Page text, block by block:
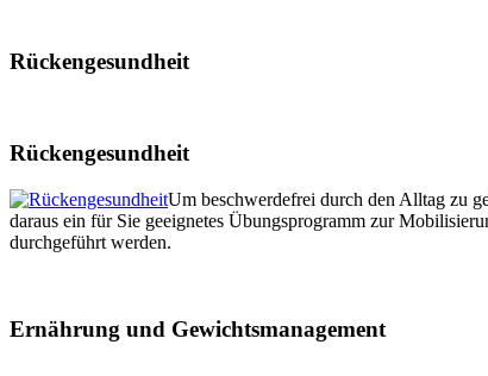
Rückengesundheit
Rückengesundheit
Um beschwerdefrei durch den Alltag zu
daraus ein für Sie geeignetes Übungsprogramm zur
durchgeführt werden.
Ernährung und Gewichtsmanagement